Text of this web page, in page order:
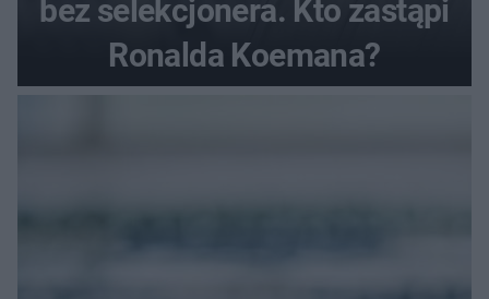
bez selekcjonera. Kto zastąpi
Ronalda Koemana?